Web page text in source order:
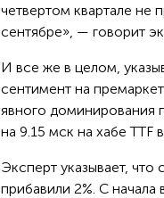
четвертом квартале не
сентябре», — говорит
И все же в целом,
сентимент на
явного доминирования
на 9.15 мск на хабе TTF
Эксперт указывает,
прибавили 2%. С начала